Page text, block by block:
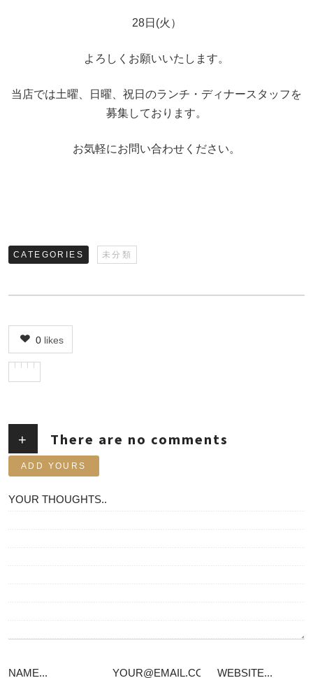
28日(火）
よろしくお願いいたします。
当店では土曜、日曜、祝日のランチ・ディナースタッフを
募集しております。
お気軽にお問い合わせください。
CATEGORIES 未分類
0 likes
+ There are no comments
ADD YOURS